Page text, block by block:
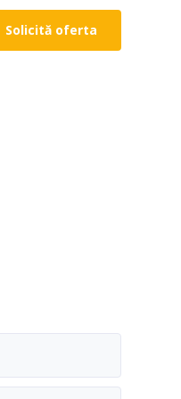
Solicită oferta